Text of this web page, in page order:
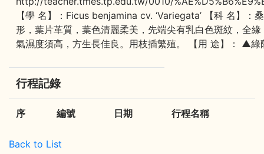
【學 名】：Ficus benjamina cv. ‘Variegata’ 【科 名】
形，葉片革質，葉色清麗柔美，先端尖有乳白色斑紋，全
氣濕度須高，方生長佳良。用枝插繁殖。 【用 途】： ▲
行程記錄
序 編號 日期 行程名稱
Back to List